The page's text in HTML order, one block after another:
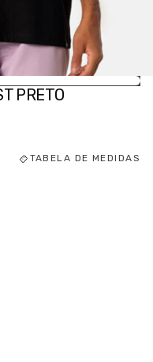
PRETO
TABELA DE MEDIDAS